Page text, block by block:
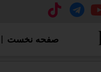
صفحه نخست